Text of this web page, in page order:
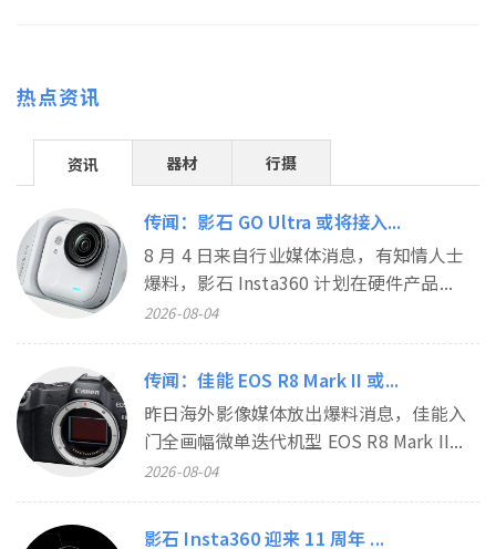
热点资讯
资讯 器材 行摄
传闻：影石 GO Ultra 或将接入...
8 月 4 日来自行业媒体消息，有知情人士
爆料，影石 Insta360 计划在硬件产品...
2026-08-04
传闻：佳能 EOS R8 Mark II 或...
昨日海外影像媒体放出爆料消息，佳能入
门全画幅微单迭代机型 EOS R8 Mark II...
2026-08-04
影石 Insta360 迎来 11 周年 ...